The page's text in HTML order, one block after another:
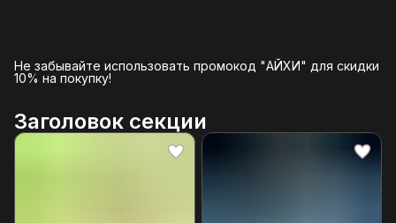
Не забывайте использовать промокод "АЙХИ" для скидки
10% на покупку!
Заголовок секции